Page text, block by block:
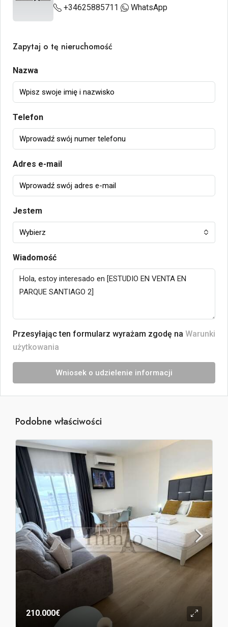
+34625885711
WhatsApp
Zapytaj o tę nieruchomość
Nazwa
Telefon
Adres e-mail
Jestem
Wybierz
Wiadomość
Przesyłając ten formularz wyrażam zgodę na Warunki
użytkowania
Wniosek o udzielenie informacji
Podobne właściwości
210.000€